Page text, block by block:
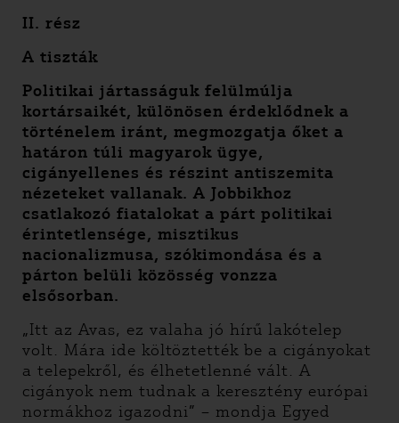
II. rész
A tiszták
Politikai jártasságuk felülmúlja
kortársaikét, különösen érdeklődnek a
történelem iránt, megmozgatja őket a
határon túli magyarok ügye,
cigányellenes és részint antiszemita
nézeteket vallanak. A Jobbikhoz
csatlakozó fiatalokat a párt politikai
érintetlensége, misztikus
nacionalizmusa, szókimondása és a
párton belüli közösség vonzza
elsősorban.
„Itt az Avas, ez valaha jó hírű lakótelep
volt. Mára ide költöztették be a cigányokat
a telepekről, és élhetetlenné vált. A
cigányok nem tudnak a keresztény európai
normákhoz igazodni” – mondja Egyed